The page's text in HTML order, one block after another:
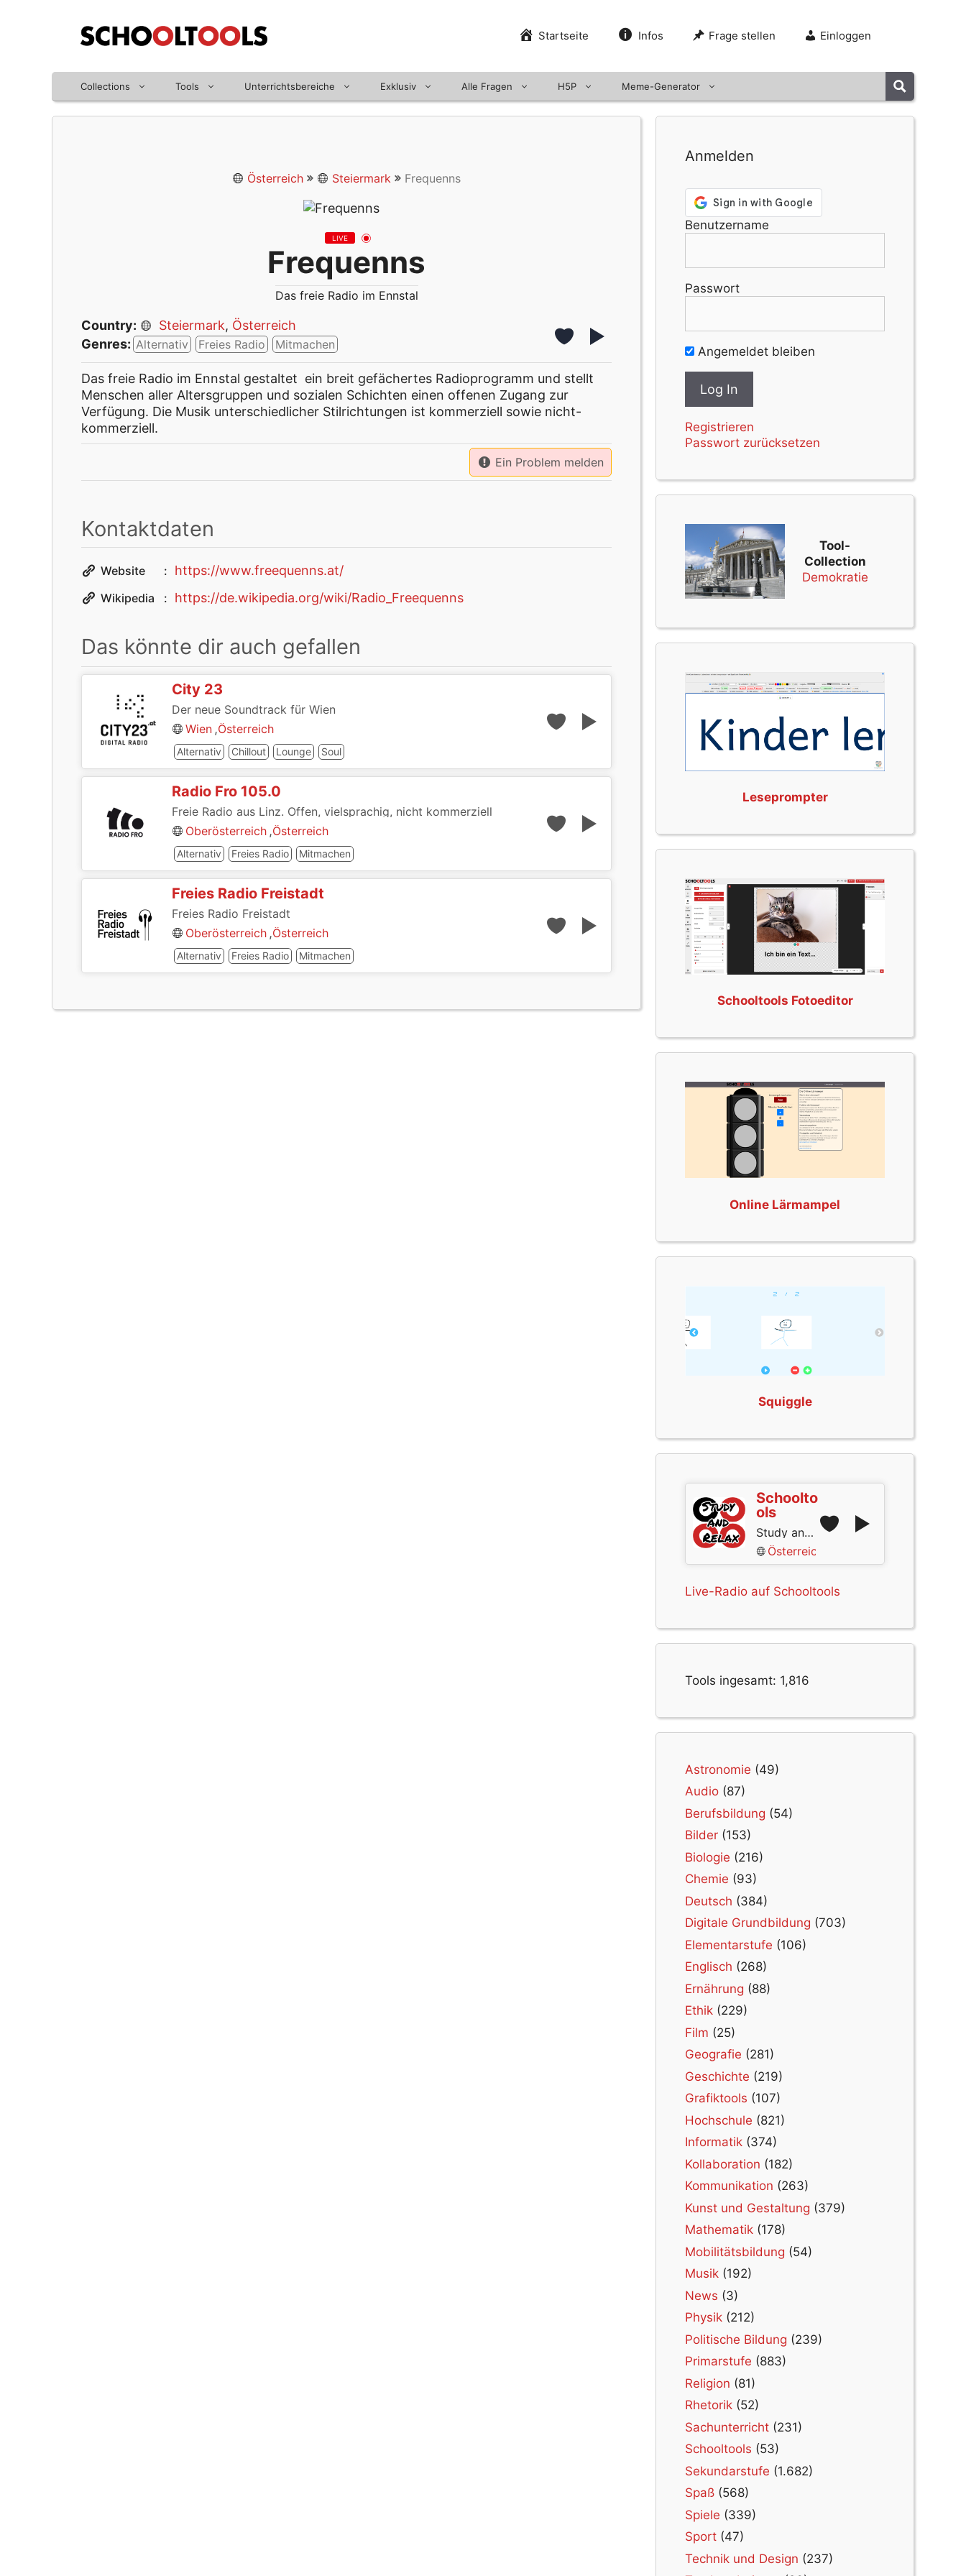
Startseite Infos Frage stellen Einloggen
Collections Tools Unterrichtsbereiche Exklusiv Alle Fragen H5P Meme-Generator
Österreich Steiermark Frequenns
LIVE
Frequenns
Das freie Radio im Ennstal
Country: Steiermark, Österreich
Genres: Alternativ Freies Radio Mitmachen
Das freie Radio im Ennstal gestaltet ein breit gefächertes Radioprogramm und stellt
Menschen aller Altersgruppen und sozialen Schichten einen offenen Zugang zur
Verfügung. Die Musik unterschiedlicher Stilrichtungen ist kommerziell sowie nicht-
kommerziell.
Ein Problem melden
Kontaktdaten
Website https://www.freequenns.at/
Wikipedia https://de.wikipedia.org/wiki/Radio_Freequenns
Das könnte dir auch gefallen
City 23
Der neue Soundtrack für Wien
Wien ,Österreich
Alternativ Chillout Lounge Soul
Radio Fro 105.0
Freie Radio aus Linz. Offen, vielsprachig, nicht kommerziell
Oberösterreich ,Österreich
Alternativ Freies Radio Mitmachen
Freies Radio Freistadt
Freies Radio Freistadt
Oberösterreich ,Österreich
Alternativ Freies Radio Mitmachen
Anmelden
Benutzername
Passwort
Angemeldet bleiben
Registrieren
Passwort zurücksetzen
Tool-
Collection
Demokratie
Leseprompter
Schooltools Fotoeditor
Online Lärmampel
Squiggle
Schoolto
ols
Study and Relax
Österreich
Live-Radio auf Schooltools
Tools ingesamt: 1,816
Astronomie (49)
Audio (87)
Berufsbildung (54)
Bilder (153)
Biologie (216)
Chemie (93)
Deutsch (384)
Digitale Grundbildung (703)
Elementarstufe (106)
Englisch (268)
Ernährung (88)
Ethik (229)
Film (25)
Geografie (281)
Geschichte (219)
Grafiktools (107)
Hochschule (821)
Informatik (374)
Kollaboration (182)
Kommunikation (263)
Kunst und Gestaltung (379)
Mathematik (178)
Mobilitätsbildung (54)
Musik (192)
News (3)
Physik (212)
Politische Bildung (239)
Primarstufe (883)
Religion (81)
Rhetorik (52)
Sachunterricht (231)
Schooltools (53)
Sekundarstufe (1.682)
Spaß (568)
Spiele (339)
Sport (47)
Technik und Design (237)